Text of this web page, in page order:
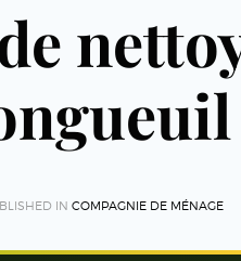
IN COMPAGNIE DE MÉNAGE